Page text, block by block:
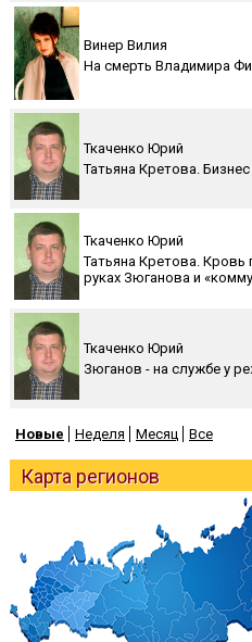
Винер Вилия
На смерть Владимира
Ткаченко Юрий
Татьяна Кретова.
Ткаченко Юрий
Татьяна Кретова.
руках Зюганова и
Ткаченко Юрий
Зюганов - на службе у
Новые Неделя Месяц Все
Карта регионов